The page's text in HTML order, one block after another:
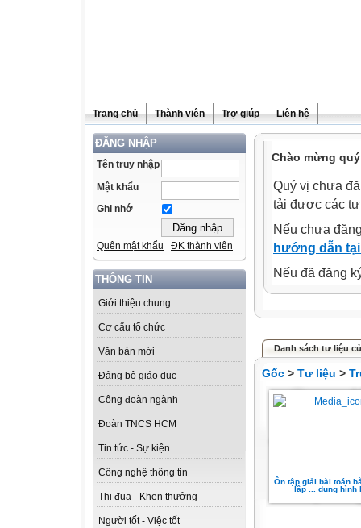
Trang chủ Thành viên Trợ giúp Liên hệ
ĐĂNG NHẬP
Tên truy nhập
Mật khẩu
Ghi nhớ
Quên mật khẩu ĐK thành viên
THÔNG TIN
Giới thiệu chung
Cơ cấu tổ chức
Văn bản mới
Đảng bộ giáo dục
Công đoàn ngành
Đoàn TNCS HCM
Tin tức - Sự kiện
Công nghệ thông tin
Thi đua - Khen thưởng
Người tốt - Việc tốt
Chào mừng
Quý vị chưa
tải được các
Nếu chưa
hướng dẫn
Nếu đã đăng
Danh sách tư liệu
Gốc > Tư liệu >
Ôn tập giải bài toán
lập ... dung hình